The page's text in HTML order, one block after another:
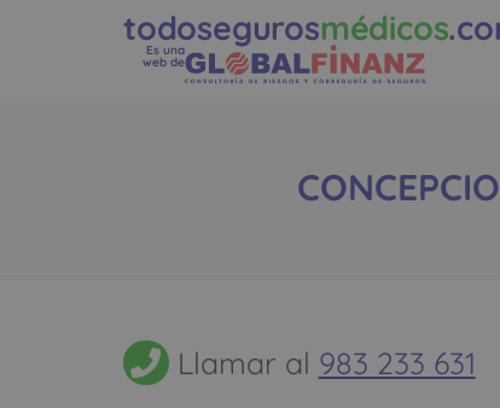
todosegurosmédicos
Es una
web de
Llamar al 983 233 631